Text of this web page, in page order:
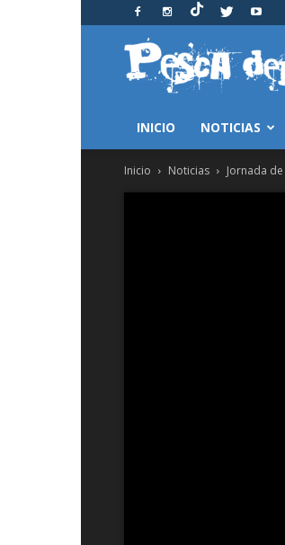
Pesca
y
Deporte
INICIO NOTICIAS
Inicio Noticias Jornada